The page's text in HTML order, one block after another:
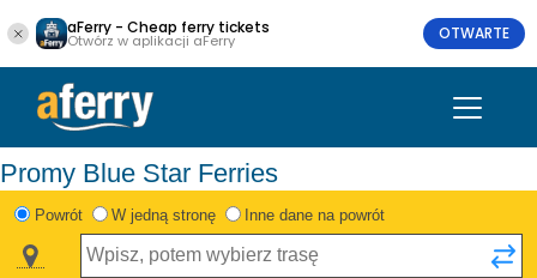
aFerry - Cheap ferry tickets
Otwórz w aplikacji aFerry OTWARTE
Promy Blue Star Ferries
Powrót W jedną stronę Inne dane na powrót